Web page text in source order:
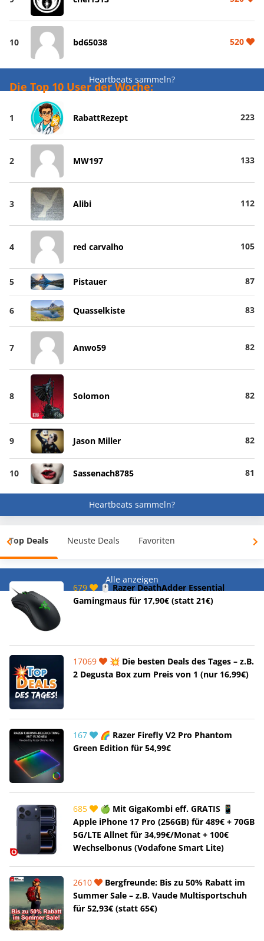
10 bd65038 520
Heartbeats sammeln?
Die Top 10 User der Woche:
1 RabattRezept 223
2 MW197 133
3 Alibi 112
4 red carvalho 105
5 Pistauer 87
6 Quasselkiste 83
7 Anwo59 82
8 Solomon 82
9 Jason Miller 82
10 Sassenach8785 81
Heartbeats sammeln?
Top Deals Neuste Deals Favoriten
Alle anzeigen
679
🖱️ Razer DeathAdder Essential
Gamingmaus für 17,90€ (statt 21€)
17069
💥 Die besten Deals des Tages – z.B.
2 Degusta Box zum Preis von 1 (nur 16,99€)
167
🌈 Razer Firefly V2 Pro Phantom
Green Edition für 54,99€
685
🍏 Mit GigaKombi eff. GRATIS 📱
Apple iPhone 17 Pro (256GB) für 489€ + 70GB
5G/LTE Allnet für 34,99€/Monat + 100€
Wechselbonus (Vodafone Smart Lite)
2610
Bergfreunde: Bis zu 50% Rabatt im
Summer Sale – z.B. Vaude Multisportschuh
für 52,93€ (statt 65€)